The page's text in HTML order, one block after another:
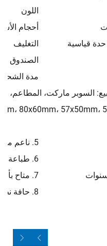
اللون
أحجام
حدة قياسية
التغليف
الصندوق
مدة الشحن
السوبر ماركت، المطاعم،
5. ناعم من الجانبين الأمامي والخلفي
6. طباعة أولية بواسطة الشركة المصنعة الأصلية (OEM)
7. متاح بأحجام مختلفة
8. حافة نظيفة